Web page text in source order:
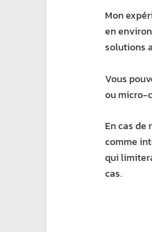
Mon
en
solutions
Vous
ou micro-
En cas de
comme
qui
cas.